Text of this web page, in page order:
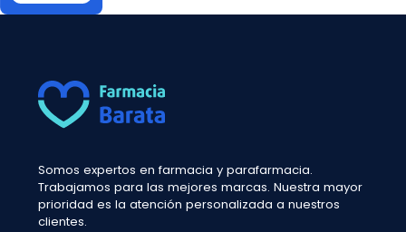
Somos expertos en farmacia y parafarmacia.
Trabajamos para las mejores marcas. Nuestra mayor
prioridad es la atención personalizada a nuestros
clientes.